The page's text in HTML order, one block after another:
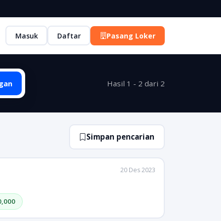
Masuk Daftar Pasang Loker
Hasil 1 - 2 dari 2
Simpan pencarian
20 Des 2023